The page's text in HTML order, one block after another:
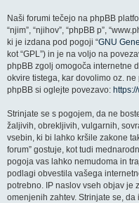
Naši forumi tečejo na phpBB
“njim”, “njihov”, “phpBB p”,
ki je izdana pod pogoji “GNU
kot “GPL”) in je na voljo na
phpBB zgolj omogoča internetne
okvire tistega, kar dovolimo oz.
phpBB si oglejte povezavo:
Strinjate se s pogojem, da ne
žaljivih, obrekljivih, vulgarnih,
vsebin, ki bi lahko kršile zakone
forum” gostuje, kot tudi
pogoja vas lahko nemudoma in
podlagi obvestila vašega
potrebno. IP naslov vseh objav je
omenjenih zahtev. Strinjate se, da